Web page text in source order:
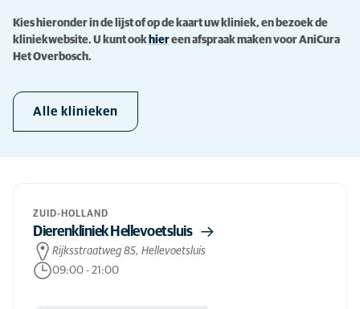
Kies hieronder in de lijst of op de kaart uw kliniek, en bezoek de
kliniekwebsite. U kunt ook hiereen afspraak maken voor AniCura
Het Overbosch.
Alle klinieken
ZUID-HOLLAND
Dierenkliniek Hellevoetsluis
Rijksstraatweg 85, Hellevoetsluis
09:00 - 21:00